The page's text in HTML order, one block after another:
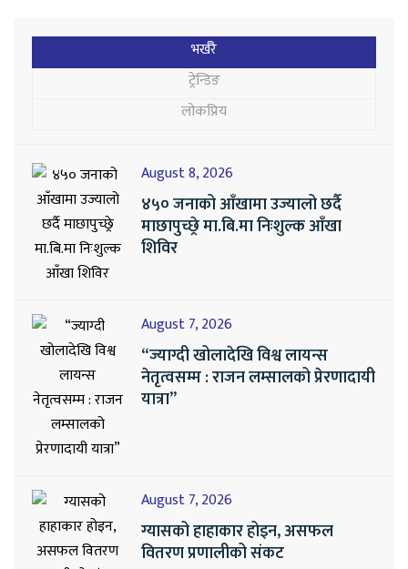
भर्खरै
ट्रेन्डिङ
लोकप्रिय
August 8, 2026
४५० जनाको आँखामा उज्यालो छर्दै
माछापुच्छ्रे मा.बि.मा निःशुल्क आँखा
शिविर
August 7, 2026
“ज्याग्दी खोलादेखि विश्व लायन्स
नेतृत्वसम्म : राजन लम्सालको प्रेरणादायी
यात्रा”
August 7, 2026
ग्यासको हाहाकार होइन, असफल
वितरण प्रणालीको संकट